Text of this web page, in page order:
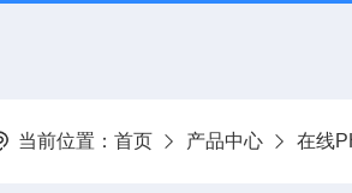
当前位置： 首页 产品中心 在线